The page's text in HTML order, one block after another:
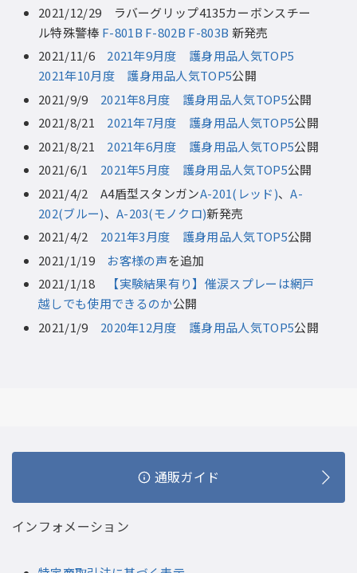
2021/12/29 ラバーグリップ4135カーボンスチー
ル特殊警棒 F-801B F-802B F-803B 新発売
2021/11/6 2021年9月度 護身用品人気TOP5
2021年10月度 護身用品人気TOP5公開
2021/9/9 2021年8月度 護身用品人気TOP5公開
2021/8/21 2021年7月度 護身用品人気TOP5公開
2021/8/21 2021年6月度 護身用品人気TOP5公開
2021/6/1 2021年5月度 護身用品人気TOP5公開
2021/4/2 A4盾型スタンガンA-201(レッド)、A-
202(ブルー)、 A-203(モノクロ)新発売
2021/4/2 2021年3月度 護身用品人気TOP5公開
2021/1/19 お客様の声を追加
2021/1/18
【実験結果有り】催涙スプレーは網戸
越しでも使用できるのか公開
2021/1/9 2020年12月度 護身用品人気TOP5公開
通販ガイド
インフォメーション